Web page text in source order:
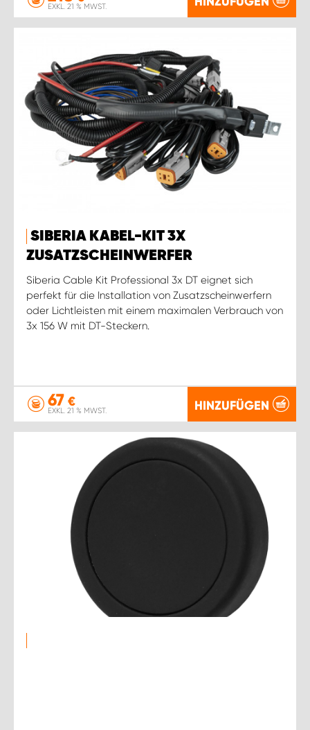
EXKL. 21 % MWST.
SIBERIA KABEL-KIT 3X
ZUSATZSCHEINWERFER
Siberia Cable Kit Professional 3x DT eignet sich
perfekt für die Installation von Zusatzscheinwerfern
oder Lichtleisten mit einem maximalen Verbrauch von
3x 156 W mit DT-Steckern.
67 €
EXKL. 21 % MWST. HINZUFÜGEN